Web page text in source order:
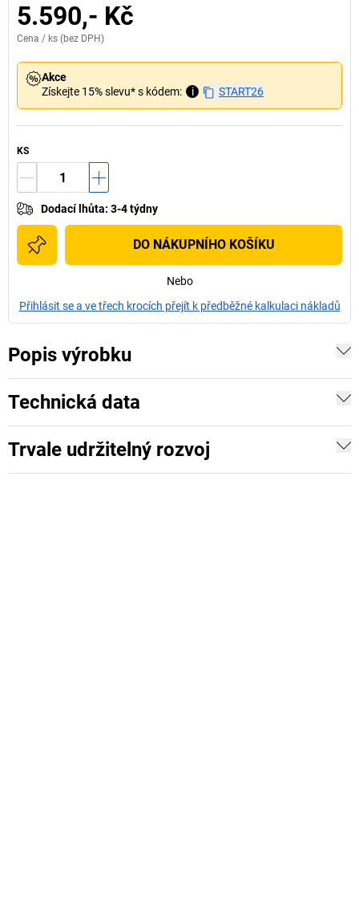
5.590,- Kč
Cena / ks (bez DPH)
Akce
Získejte 15% slevu* s kódem:
i START26
KS
Dodací lhůta: 3-4 týdny
DO NÁKUPNÍHO KOŠÍKU
Nebo
Přihlásit se a ve třech krocích přejít k předběžné kalkulaci nákladů
Popis výrobku
Technická data
Trvale udržitelný rozvoj